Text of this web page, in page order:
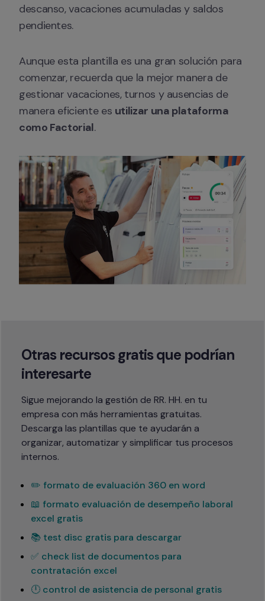
descanso, vacaciones acumuladas y saldos
pendientes.
Aunque esta plantilla es una gran solución para
comenzar, recuerda que la mejor manera de
gestionar vacaciones, turnos y ausencias de
manera eficiente es utilizar una plataforma
como Factorial.
Otras recursos gratis que podrían
interesarte
Sigue mejorando la gestión de RR. HH. en tu
empresa con más herramientas gratuitas.
Descarga las plantillas que te ayudarán a
organizar, automatizar y simplificar tus procesos
internos.
✏️ formato de evaluación 360 en word
📖 formato evaluación de desempeño laboral
excel gratis
📚 test disc gratis para descargar
✅ check list de documentos para
contratación excel
🕛 control de asistencia de personal gratis